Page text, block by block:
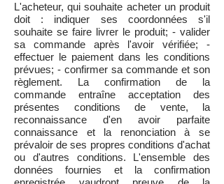
L'acheteur, qui souhaite acheter un produit
doit : indiquer ses coordonnées s'il
souhaite se faire livrer le produit; - valider
sa commande après l'avoir vérifiée; -
effectuer le paiement dans les conditions
prévues; - confirmer sa commande et son
règlement. La confirmation de la
commande entraîne acceptation des
présentes conditions de vente, la
reconnaissance d'en avoir parfaite
connaissance et la renonciation à se
prévaloir de ses propres conditions d'achat
ou d'autres conditions. L'ensemble des
données fournies et la confirmation